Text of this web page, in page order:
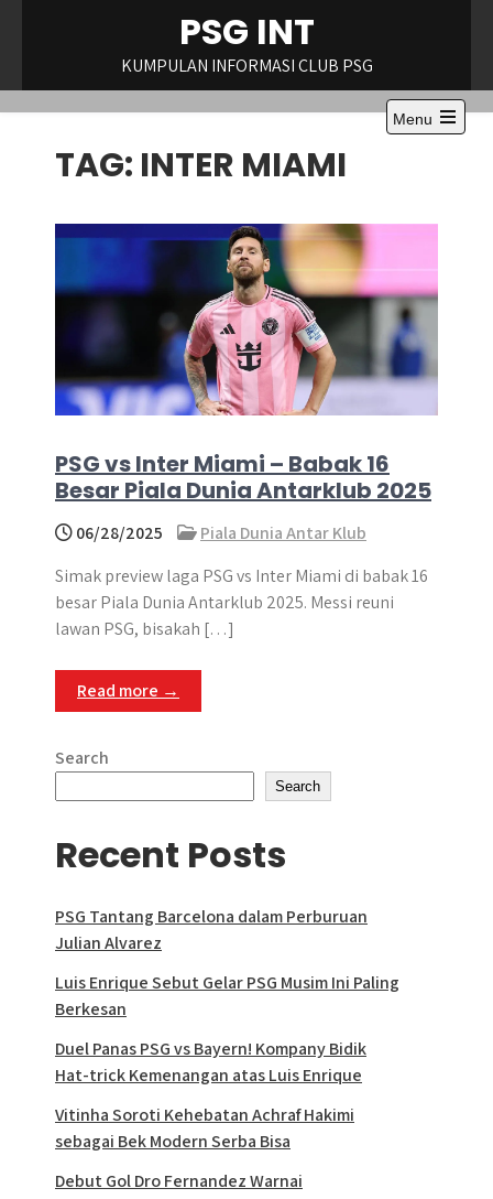
PSG INT
KUMPULAN INFORMASI CLUB PSG
Menu
Open
TAG: INTER MIAMI
PSG vs Inter Miami – Babak 16
Besar Piala Dunia Antarklub 2025
06/28/2025
Piala Dunia Antar Klub
Simak preview laga PSG vs Inter Miami di babak 16
besar Piala Dunia Antarklub 2025. Messi reuni
lawan PSG, bisakah […]
Read more →
Search
Search
Recent Posts
PSG Tantang Barcelona dalam Perburuan
Julian Alvarez
Luis Enrique Sebut Gelar PSG Musim Ini Paling
Berkesan
Duel Panas PSG vs Bayern! Kompany Bidik
Hat-trick Kemenangan atas Luis Enrique
Vitinha Soroti Kehebatan Achraf Hakimi
sebagai Bek Modern Serba Bisa
Debut Gol Dro Fernandez Warnai